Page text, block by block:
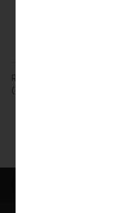
Rechtlicher Hinweis:
(Gesetz, Verordnung)